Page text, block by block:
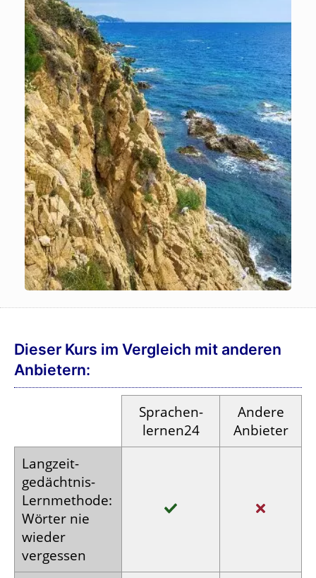
Dieser Kurs im Vergleich mit anderen
Anbietern:
Sprachen­
lernen24
Andere
Anbieter
Langzeit­
gedächtnis-
Lern­methode:
Wörter nie
wieder
vergessen